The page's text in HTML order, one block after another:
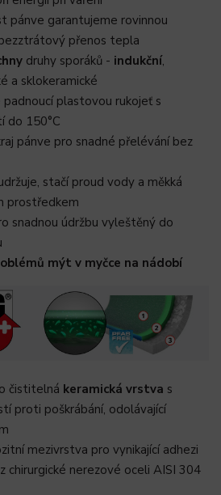
pánve garantujeme rovinnou
přenos tepla
druhy sporáků - indukční,
a sklokeramické
plastovou rukojeť s
do 150°C
pánve pro snadné přelévání bez
stačí proud vody a měkká
prostředkem
snadnou údržbu vyleštěný do
mýt v myčce na nádobí
čistitelná keramická vrstva s
proti poškrábání, odolávající
mezivrstva pro vynikající adhezi
chirurgické nerezové oceli AISI 304